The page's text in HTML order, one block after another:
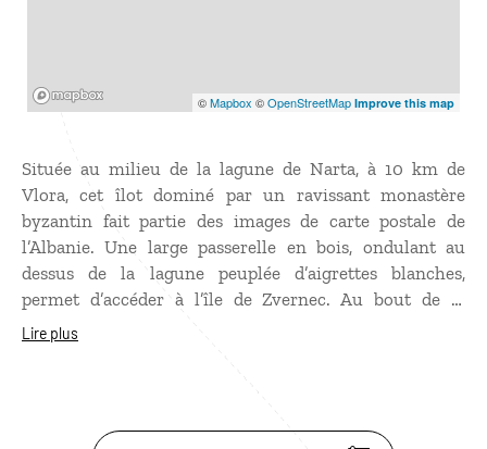
©Mapbox ©OpenStreetMap Improve this map
Située au milieu de la lagune de Narta, à 10 km de
Vlora, cet îlot dominé par un ravissant monastère
byzantin fait partie des images de carte postale de
l’Albanie. Une large passerelle en bois, ondulant au
dessus de la lagune peuplée d’aigrettes blanches,
permet d’accéder à l’île de Zvernec. Au bout de la
passerelle surgit la chapelle restaurée. Pénétrez à
Lire plus